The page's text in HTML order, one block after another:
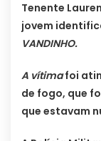
Tenente
jovem
VANDINHO.
A vítimafoi
de fogo, que
que estavam